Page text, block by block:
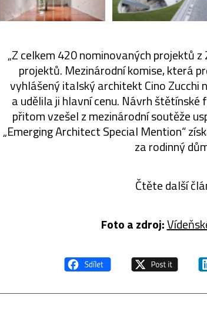
„Z celkem 420 nominovaných projektů
projektů. Mezinárodní komise, která
vyhlášený italský architekt Cino Zucchi
a udělila ji hlavní cenu. Návrh
přitom vzešel z mezinárodní soutěže
„Emerging Architect Special Mention“
za rodinný
Čtěte další
Foto a zdroj: